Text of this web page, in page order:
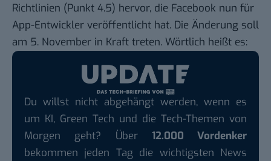
Richtlinien (Punkt 4.5) hervor, die Facebook nun für
App-Entwickler veröffentlicht hat. Die Änderung soll
am 5. November in Kraft treten. Wörtlich heißt es:
Du willst nicht abgehängt werden, wenn es
um KI, Green Tech und die Tech-Themen von
Morgen geht? Über 12.000 Vordenker
bekommen jeden Tag die wichtigsten News